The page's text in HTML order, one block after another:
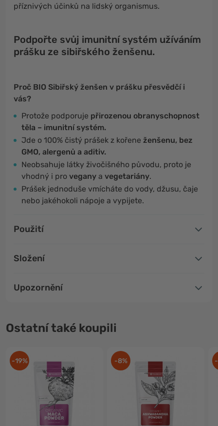
příznivých účinků na lidský organismus.
Podpořte svůj imunitní systém užíváním
prášku ze sibiřského ženšenu.
Proč BIO Sibiřský ženšen v prášku přesvědčí i
vás?
Protože podporuje přirozenou obranyschopnost
těla – imunitní systém.
Jde o 100% čistý prášek z kořene ženšenu, bez
GMO, alergenů a aditiv.
Neobsahuje látky živočišného původu, proto je
vhodný i pro vegany a vegetariány.
Prášek jednoduše vmícháte do vody, džusu, čaje
nebo jakéhokoli nápoje a vypijete.
Použití
Složení
Upozornění
Ostatní také koupili
-19% -8%